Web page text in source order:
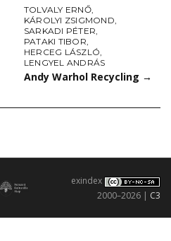
TOLVALY ERNŐ,
KÁROLYI ZSIGMOND,
SARKADI PÉTER,
PATAKI TIBOR,
HERCEG LÁSZLÓ,
LENGYEL ANDRÁS
Andy Warhol Recycling →
exindex
2000–2026 | C3